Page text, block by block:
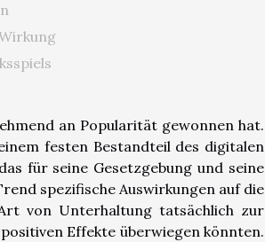
an Popularität gewonnen hat.
festen Bestandteil des digitalen
für seine Gesetzgebung und seine
spezifische Auswirkungen auf die
von Unterhaltung tatsächlich zur
Effekte überwiegen könnten.